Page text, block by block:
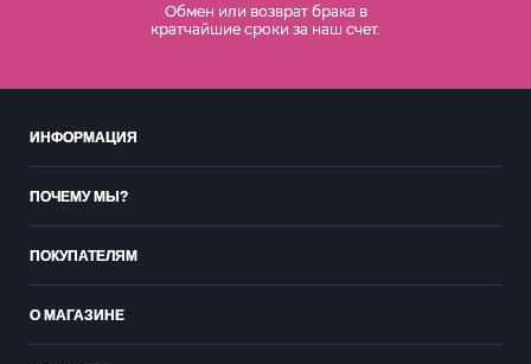
Обмен или возврат брака в
кратчайшие сроки за наш счет.
ИНФОРМАЦИЯ
ПОЧЕМУ МЫ?
ПОКУПАТЕЛЯМ
О МАГАЗИНЕ